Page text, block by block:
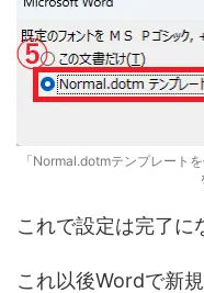
「Normal.dotmテンプレート
これで設定は完了に
これ以後Wordで新